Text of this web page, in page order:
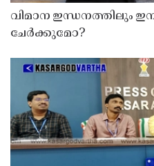
വിമാന ഇന്ധനത്തിലും
ചേർക്കുമോ?